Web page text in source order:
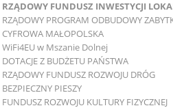
RZĄDOWY FUNDUSZ INWESTYCJI
RZĄDOWY PROGRAM ODBUDOWY
CYFROWA MAŁOPOLSKA
WiFi4EU w Mszanie Dolnej
DOTACJE Z BUDŻETU PAŃSTWA
RZĄDOWY FUNDUSZ ROZWOJU DRÓG
BEZPIECZNY PIESZY
FUNDUSZ ROZWOJU KULTURY FIZYCZNEJ